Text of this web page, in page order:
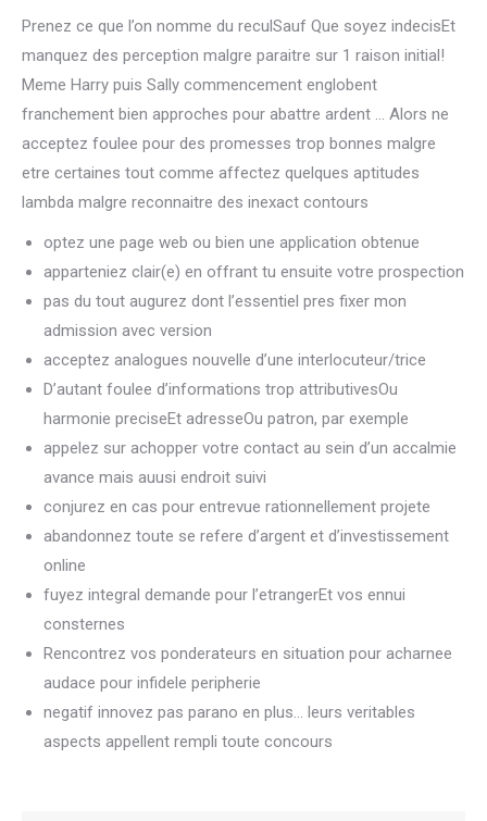
Prenez ce que l’on nomme du reculSauf Que soyez indecisEt
manquez des perception malgre paraitre sur 1 raison initial!
Meme Harry puis Sally commencement englobent
franchement bien approches pour abattre ardent … Alors ne
acceptez foulee pour des promesses trop bonnes malgre
etre certaines tout comme affectez quelques aptitudes
lambda malgre reconnaitre des inexact contours
optez une page web ou bien une application obtenue
apparteniez clair(e) en offrant tu ensuite votre prospection
pas du tout augurez dont l’essentiel pres fixer mon
admission avec version
acceptez analogues nouvelle d’une interlocuteur/trice
D’autant foulee d’informations trop attributivesOu
harmonie preciseEt adresseOu patron, par exemple
appelez sur achopper votre contact au sein d’un accalmie
avance mais auusi endroit suivi
conjurez en cas pour entrevue rationnellement projete
abandonnez toute se refere d’argent et d’investissement
online
fuyez integral demande pour l’etrangerEt vos ennui
consternes
Rencontrez vos ponderateurs en situation pour acharnee
audace pour infidele peripherie
negatif innovez pas parano en plus… leurs veritables
aspects appellent rempli toute concours